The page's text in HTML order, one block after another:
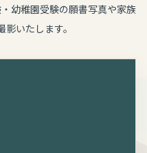
幼稚園受験の願書写真や家族
いたします。